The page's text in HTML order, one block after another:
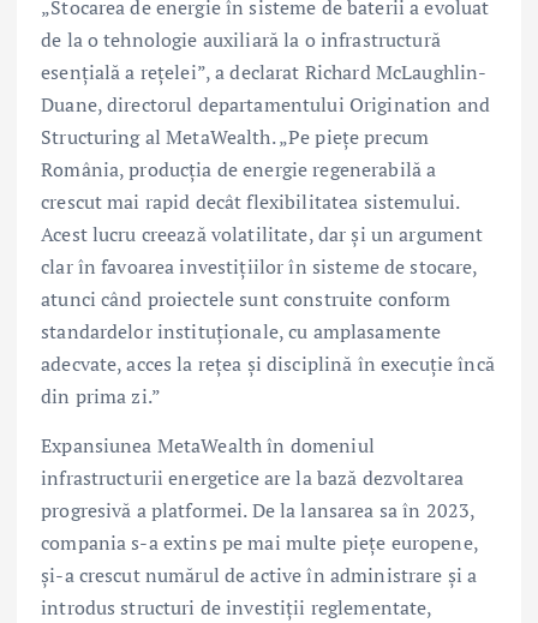
„Stocarea de energie în sisteme de baterii a evoluat
de la o tehnologie auxiliară la o infrastructură
esențială a rețelei”, a declarat Richard McLaughlin-
Duane, directorul departamentului Origination and
Structuring al MetaWealth. „Pe piețe precum
România, producția de energie regenerabilă a
crescut mai rapid decât flexibilitatea sistemului.
Acest lucru creează volatilitate, dar și un argument
clar în favoarea investițiilor în sisteme de stocare,
atunci când proiectele sunt construite conform
standardelor instituționale, cu amplasamente
adecvate, acces la rețea și disciplină în execuție încă
din prima zi.”
Expansiunea MetaWealth în domeniul
infrastructurii energetice are la bază dezvoltarea
progresivă a platformei. De la lansarea sa în 2023,
compania s-a extins pe mai multe piețe europene,
și-a crescut numărul de active în administrare și a
introdus structuri de investiții reglementate,